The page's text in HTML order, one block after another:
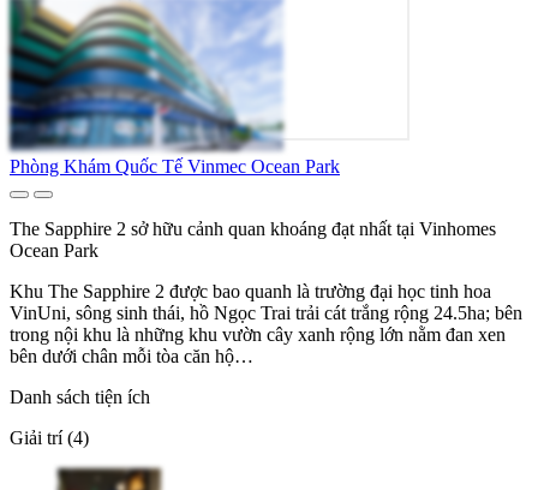
Phòng Khám Quốc Tế Vinmec Ocean Park
The Sapphire 2 sở hữu cảnh quan khoáng đạt nhất tại Vinhomes
Ocean Park
Khu The Sapphire 2 được bao quanh là trường đại học tinh hoa
VinUni, sông sinh thái, hồ Ngọc Trai trải cát trắng rộng 24.5ha; bên
trong nội khu là những khu vườn cây xanh rộng lớn nằm đan xen
bên dưới chân mỗi tòa căn hộ…
Danh sách tiện ích
Giải trí (4)